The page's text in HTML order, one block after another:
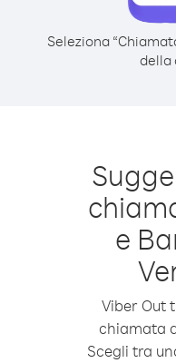
Seleziona
della
e
Viber Out
chiamata
Scegli tra